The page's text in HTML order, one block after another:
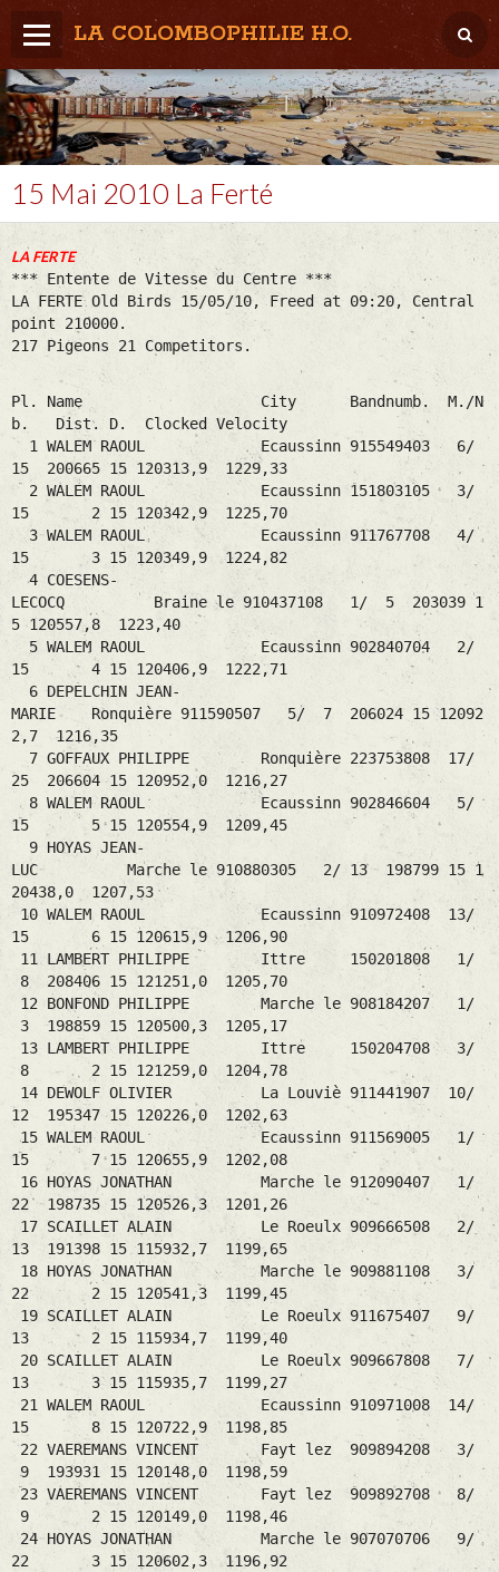
LA COLOMBOPHILIE H.O.
Home
Météo / Het weer
Lâcher / Los
Result. clubs, Provincial, (Inter)National
RFCB / KBDB
15 Mai 2010 La Ferté
LA FERTE
*** Entente de Vitesse du Centre ***
LA FERTE Old Birds 15/05/10, Freed at 09:20, Central
point 210000.
217 Pigeons 21 Competitors.
Pl. Name City Bandnumb. M./N
b. Dist. D. Clocked Velocity
1 WALEM RAOUL Ecaussinn 915549403 6/
15 200665 15 120313,9 1229,33
2 WALEM RAOUL Ecaussinn 151803105 3/
15 2 15 120342,9 1225,70
3 WALEM RAOUL Ecaussinn 911767708 4/
15 3 15 120349,9 1224,82
4 COESENS-
LECOCQ Braine le 910437108 1/ 5 203039 1
5 120557,8 1223,40
5 WALEM RAOUL Ecaussinn 902840704 2/
15 4 15 120406,9 1222,71
6 DEPELCHIN JEAN-
MARIE Ronquière 911590507 5/ 7 206024 15 12092
2,7 1216,35
7 GOFFAUX PHILIPPE Ronquière 223753808 17/
25 206604 15 120952,0 1216,27
8 WALEM RAOUL Ecaussinn 902846604 5/
15 5 15 120554,9 1209,45
9 HOYAS JEAN-
LUC Marche le 910880305 2/ 13 198799 15 1
20438,0 1207,53
10 WALEM RAOUL Ecaussinn 910972408 13/
15 6 15 120615,9 1206,90
11 LAMBERT PHILIPPE Ittre 150201808 1/
8 208406 15 121251,0 1205,70
12 BONFOND PHILIPPE Marche le 908184207 1/
3 198859 15 120500,3 1205,17
13 LAMBERT PHILIPPE Ittre 150204708 3/
8 2 15 121259,0 1204,78
14 DEWOLF OLIVIER La Louviè 911441907 10/
12 195347 15 120226,0 1202,63
15 WALEM RAOUL Ecaussinn 911569005 1/
15 7 15 120655,9 1202,08
16 HOYAS JONATHAN Marche le 912090407 1/
22 198735 15 120526,3 1201,26
17 SCAILLET ALAIN Le Roeulx 909666508 2/
13 191398 15 115932,7 1199,65
18 HOYAS JONATHAN Marche le 909881108 3/
22 2 15 120541,3 1199,45
19 SCAILLET ALAIN Le Roeulx 911675407 9/
13 2 15 115934,7 1199,40
20 SCAILLET ALAIN Le Roeulx 909667808 7/
13 3 15 115935,7 1199,27
21 WALEM RAOUL Ecaussinn 910971008 14/
15 8 15 120722,9 1198,85
22 VAEREMANS VINCENT Fayt lez 909894208 3/
9 193931 15 120148,0 1198,59
23 VAEREMANS VINCENT Fayt lez 909892708 8/
9 2 15 120149,0 1198,46
24 HOYAS JONATHAN Marche le 907070706 9/
22 3 15 120602,3 1196,92